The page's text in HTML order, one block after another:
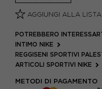
AGGIUNGI ALLA
POTREBBERO
INTIMO NIKE
REGGISENI SPORTIVI
ARTICOLI SPORTIVI NIKE
METODI DI PAGAMENTO